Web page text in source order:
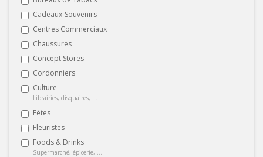
Cadeaux-Souvenirs
Centres Commerciaux
Chaussures
Concept Stores
Cordonniers
Culture
Librairies, disquaires, ...
Fêtes
Fleuristes
Foods & Drinks
Supermarché, épicerie, ...